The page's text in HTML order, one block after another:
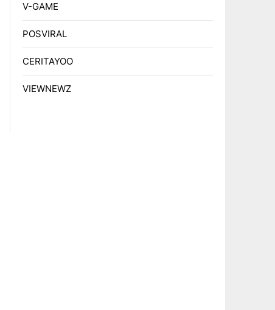
V-GAME
POSVIRAL
CERITAYOO
VIEWNEWZ